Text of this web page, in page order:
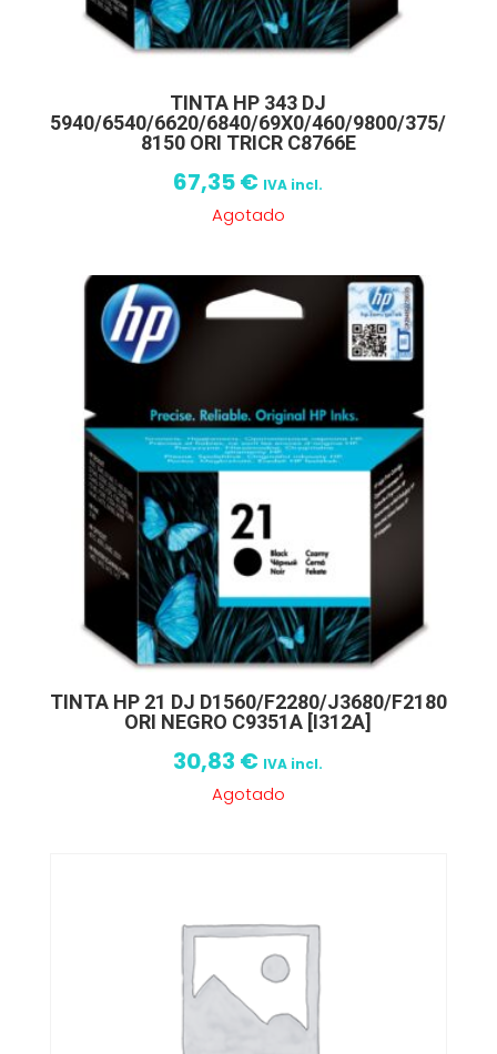
TINTA HP 343 DJ
5940/6540/6620/6840/69X0/460/9800/375/
8150 ORI TRICR C8766E
67,35€ IVA incl.
Agotado
TINTA HP 21 DJ D1560/F2280/J3680/F2180
ORI NEGRO C9351A [I312A]
30,83 € IVA incl.
Agotado